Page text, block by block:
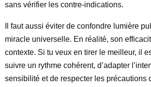
sans vérifier les contre-indications.
Il faut aussi éviter de confondre lumière
miracle universelle. En réalité, son
contexte. Si tu veux en tirer le meilleur, il
suivre un rythme cohérent, d’adapter
sensibilité et de respecter les précautions